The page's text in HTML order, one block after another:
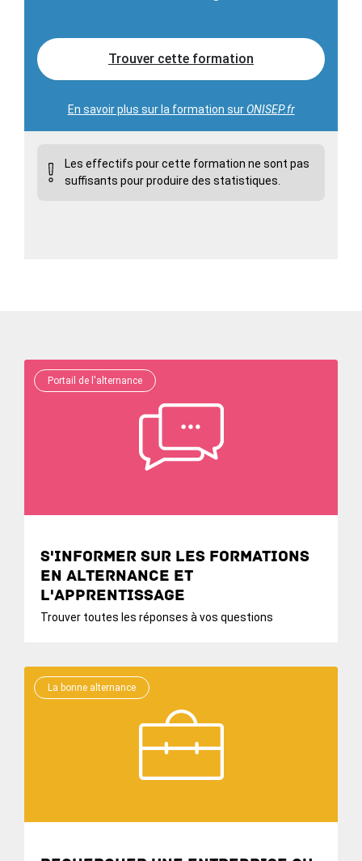
Trouver cette formation
En savoir plus sur la formation surONISEP.fr
Les effectifs pour cette formation ne sont pas
suffisants pour produire des statistiques.
Portail de l'alternance
S'informer sur les formations
en alternance et
l'apprentissage
Trouver toutes les réponses à vos questions
La bonne alternance